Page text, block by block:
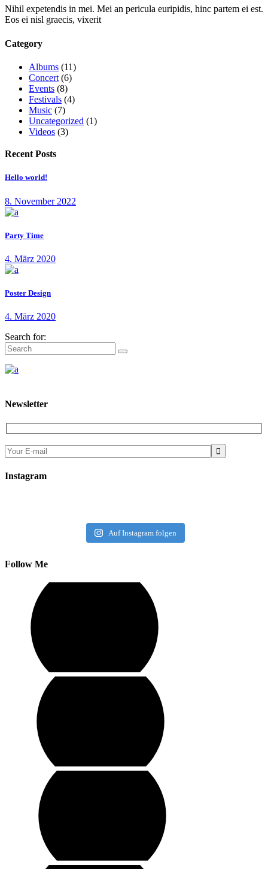
Nihil expetendis in mei. Mei an pericula euripidis, hinc partem ei est.
Eos ei nisl graecis, vixerit
Category
Albums (11)
Concert (6)
Events (8)
Festivals (4)
Music (7)
Uncategorized (1)
Videos (3)
Recent Posts
Hello world!
8. November 2022
Party Time
4. März 2020
Poster Design
4. März 2020
Search for:
Newsletter

Instagram
Auf Instagram folgen
Follow Me